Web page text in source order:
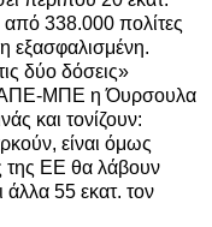
338.000 πολίτες
εξασφαλισμένη.
δύο δόσεις»
ΑΠΕ-ΜΠΕ η Όυρσουλα
και τονίζουν:
είναι όμως
της ΕΕ θα λάβουν
άλλα 55 εκατ. τον